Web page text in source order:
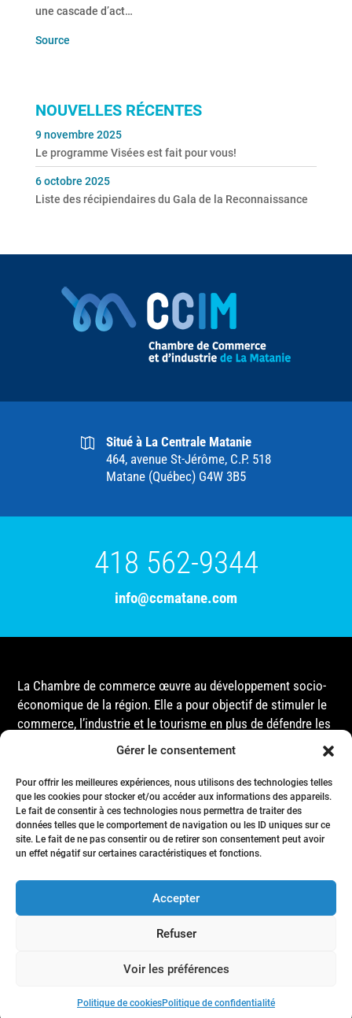
Gérer le consentement
Pour offrir les meilleures expériences, nous utilisons des technologies telles
que les cookies pour stocker et/ou accéder aux informations des appareils.
Le fait de consentir à ces technologies nous permettra de traiter des
données telles que le comportement de navigation ou les ID uniques sur ce
site. Le fait de ne pas consentir ou de retirer son consentement peut avoir
un effet négatif sur certaines caractéristiques et fonctions.
Accepter
Refuser
Voir les préférences
Politique de cookiesPolitique de confidentialité
une cascade d’act…
Source
NOUVELLES RÉCENTES
Le programme Visées est fait pour vous!
9 novembre 2025
Liste des récipiendaires du Gala de la Reconnaissance
6 octobre 2025
Situé à La Centrale Matanie
464, avenue St-Jérôme, C.P. 518
Matane (Québec) G4W 3B5
418 562-9344
info@ccmatane.com
La Chambre de commerce œuvre au développement socio-
économique de la région. Elle a pour objectif de stimuler le
commerce, l’industrie et le tourisme en plus de défendre les
intérêts de ses membres et de l’ensemble de la
gouvernementales, que ce soit au niveau municipal,
provincial ou fédéral.
Accueil
Membres
Nous joindre
- Tous droits réservés © Chambre de commerce de la région de Matane
- 2024